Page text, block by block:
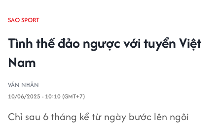
SAO SPORT
Tình thế đảo ngược với tuyển Việt
Nam
VĂN NHÂN
10/06/2025 - 10:10 (GMT+7)
Chỉ sau 6 tháng kể từ ngày bước lên ngôi